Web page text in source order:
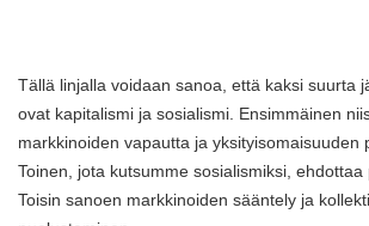
Tällä linjalla voidaan sanoa, että kaksi suurta
ovat kapitalismi ja sosialismi. Ensimmäinen
markkinoiden vapautta ja yksityisomaisuuden
Toinen, jota kutsumme sosialismiksi, ehdottaa
Toisin sanoen markkinoiden sääntely ja